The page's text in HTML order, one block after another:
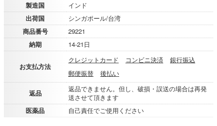
製造国
インド
出荷国
シンガポール/台湾
商品番号
29221
納期
14-21日
お支払方法
クレジットカード コンビニ決済
銀行振込
郵便振替
後払い
返品
返品できません。但し、破損・誤送の場合は再発
送させて頂きます
医薬品
自己責任でご使用ください